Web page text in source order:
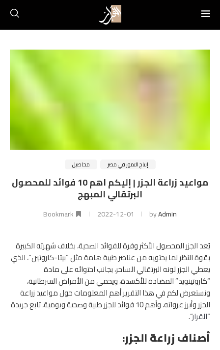
إنتاج التمور في مصر محاصيل
مواعيد زراعة الجزر | إليكم اهم 10 فوائد للمحصول
البرتقالي المبهج
byAdmin
2022-12-01
Bookmark
يُعد الجزر المحصول الأكثر وفرة للفوائد الصحية، بخلاف شهرته الكبيرة
بقوة النظر لما يحتويه من عناصر طبية هامة مثل “بيتا-كاروتين”، الذي
يعطي الجزر لونه البرتقالي الساحر، بجانب احتوائه على مادة
“كاروتينويد” المضادة للأكسدة، ويحمي من الأمراض السرطانية،
ونستعرض لكم في هذا التقرير أهم المعلومات حول مواعيد زراعة
الجزر وأبرز عرواته، وأهم 10 فوائد للجزر طبية وصحية ويومية، تابع جريدة
“القرار“.
أصناف زراعة الجزر: